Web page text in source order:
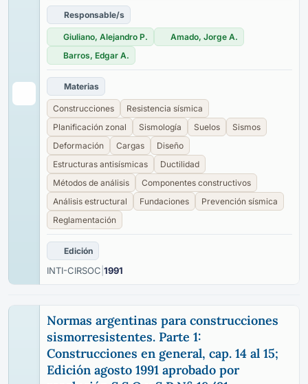
Responsable/s
Giuliano, Alejandro P.
Amado, Jorge A.
Barros, Edgar A.
Materias
Construcciones
Resistencia sísmica
Planificación zonal
Sismología Suelos
Sismos
Deformación
Cargas
Diseño
Estructuras antisísmicas
Ductilidad
Métodos de análisis
Componentes constructivos
Análisis estructural
Fundaciones
Prevención sísmica
Reglamentación
Edición
INTI-CIRSOC 1991
Normas argentinas para construcciones
sismorresistentes. Parte 1:
Construcciones en general, cap. 14 al 15;
Edición agosto 1991 aprobado por